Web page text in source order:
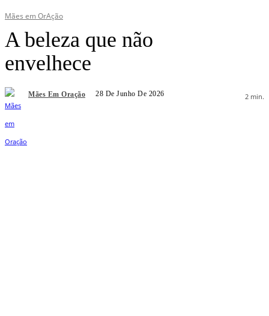
Mães em OrAção
A beleza que não
envelhece
Mães Em Oração 28 De Junho De 2026 2 min.